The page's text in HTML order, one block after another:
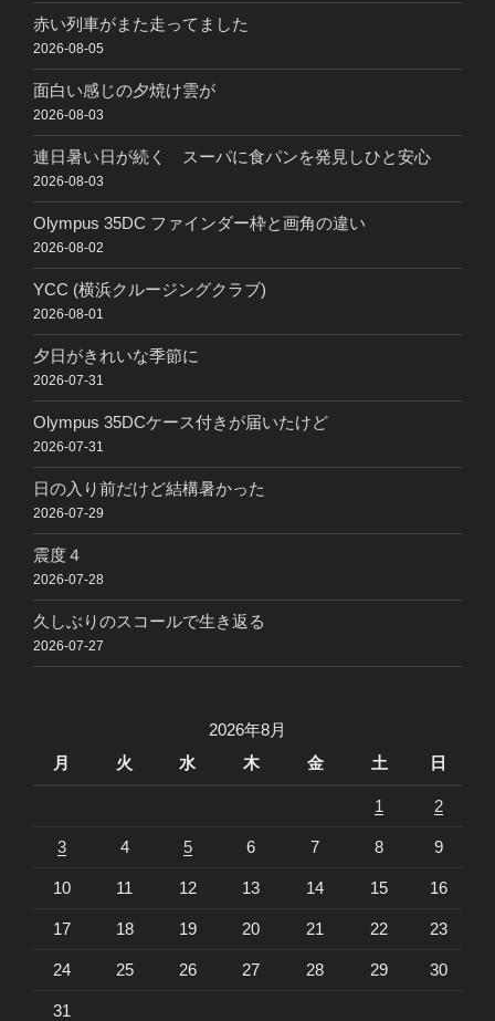
赤い列車がまた走ってました
2026-08-05
面白い感じの夕焼け雲が
2026-08-03
連日暑い日が続く スーパに食パンを発見しひと安心
2026-08-03
Olympus 35DC ファインダー枠と画角の違い
2026-08-02
YCC (横浜クルージングクラブ)
2026-08-01
夕日がきれいな季節に
2026-07-31
Olympus 35DCケース付きが届いたけど
2026-07-31
日の入り前だけど結構暑かった
2026-07-29
震度４
2026-07-28
久しぶりのスコールで生き返る
2026-07-27
2026年8月
月
火 水 木 金 土 日
1 2
3 4 5 6 7 8 9
10 11 12 13 14 15 16
17 18 19 20 21 22 23
24 25 26 27 28 29 30
31